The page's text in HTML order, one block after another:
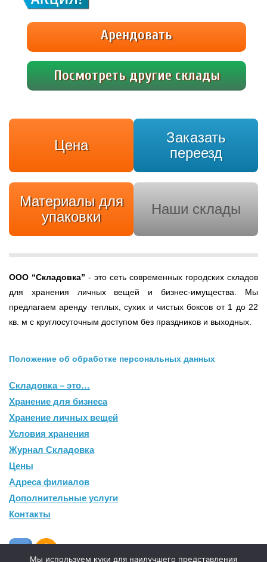
Арендовать
Посмотреть другие склады
Цена
Заказать
переезд
Материалы для
упаковки
Наши склады
ООО “Складовка” - это сеть современных городских складов
для хранения личных вещей и бизнес-имущества. Мы
предлагаем аренду теплых, сухих и чистых боксов от 1 до 22
кв. м с круглосуточным доступом без праздников и выходных.
Положение об обработке персональных данных
Складовка – это…
Хранение для бизнеса
Хранение личных вещей
Условия хранения
Журнал Складовка
Цены
Адреса филиалов
Дополнительные услуги
Контакты
Мы используем куки для наилучшего представления